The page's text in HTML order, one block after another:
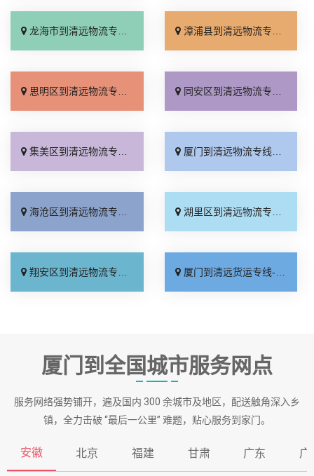
龙海市到清远物流专线_零担配货「资质齐全」 漳浦县到清远物流专线_直达往返「快速响应」
思明区到清远物流专线_送货上门「专线快运」 同安区到清远物流专线_准时准点「门到门接送」
集美区到清远物流专线_随叫随到「门到门配送」 厦门到清远物流专线_快运有保障「全程无虑」
海沧区到清远物流专线_直达不中转「直达往返」 湖里区到清远物流专线_一站式托运「合同承运」
翔安区到清远物流专线_限时必达「多少一方」 厦门到清远货运专线-厦门到清远物流公司_来电咨询「一站直达」
厦门到全国城市服务网点
服务网络强势铺开，遍及国内 300 余城市及地区，配送触角深入乡
镇，全力击破 “最后一公里” 难题，贴心服务到家门。
安徽 北京 福建 甘肃 广东 广